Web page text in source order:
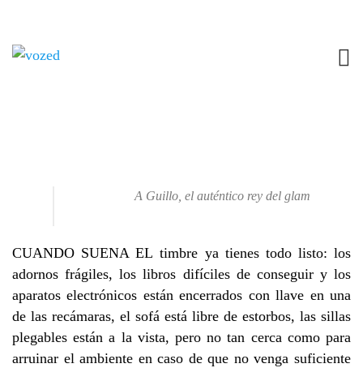
REY DEL GLAM
A Guillo, el auténtico rey del glam
CUANDO SUENA EL timbre ya tienes todo listo: los
adornos frágiles, los libros difíciles de conseguir y los
aparatos electrónicos están encerrados con llave en una
de las recámaras, el sofá está libre de estorbos, las sillas
plegables están a la vista, pero no tan cerca como para
arruinar el ambiente en caso de que no venga suficiente